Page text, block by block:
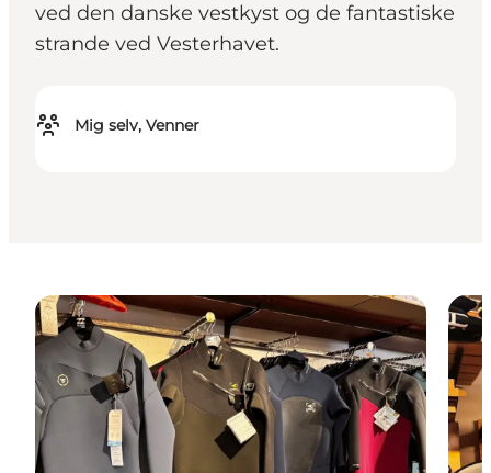
ved den danske vestkyst og de fantastiske
strande ved Vesterhavet.
Mig selv, Venner